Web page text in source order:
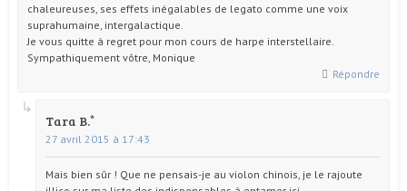
chaleureuses, ses effets inégalables de legato comme une voix
suprahumaine, intergalactique.
Je vous quitte à regret pour mon cours de harpe interstellaire.
Sympathiquement vôtre, Monique
Répondre
Tara B.
27 avril 2015 à 17:43
Mais bien sûr ! Que ne pensais-je au violon chinois, je le rajoute